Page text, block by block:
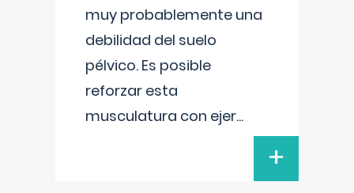
muy probablemente una
debilidad del suelo
pélvico. Es posible
reforzar esta
musculatura con ejer...
+